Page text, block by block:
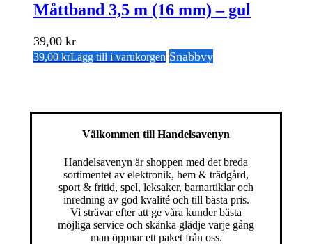
Måttband 3,5 m (16 mm) – gul
39,00 kr
39,00 krLägg till i varukorgen Snabbvy
Välkommen till Handelsavenyn
Handelsavenyn är shoppen med det breda
sortimentet av elektronik, hem & trädgård,
sport & fritid, spel, leksaker, barnartiklar och
inredning av god kvalité och till bästa pris.
Vi strävar efter att ge våra kunder bästa
möjliga service och skänka glädje varje gång
man öppnar ett paket från oss.